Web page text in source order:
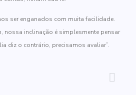
ser enganados com muita facilidade.
nossa inclinação é simplesmente pensar
diz o contrário, precisamos avaliar”.